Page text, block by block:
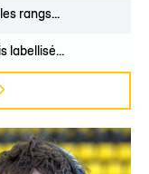
rangs...
labellisé...